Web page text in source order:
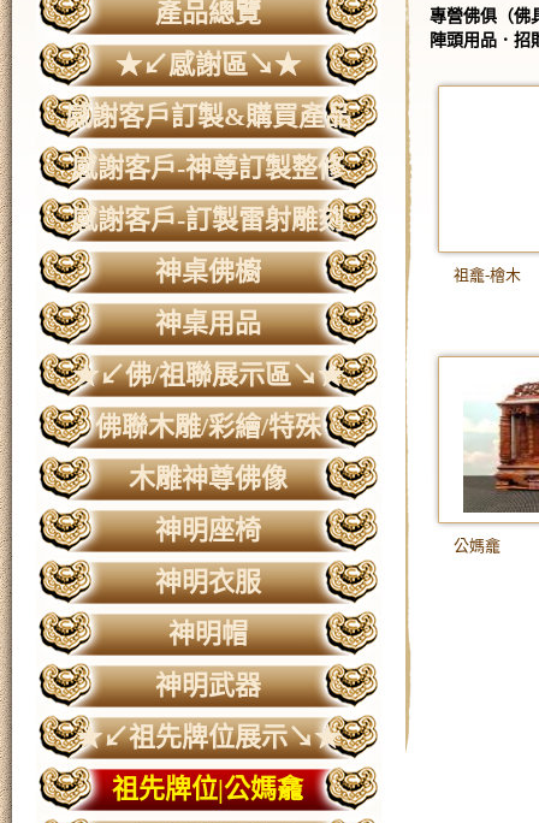
產品總覽
★↙感謝區↘★
感謝客戶訂製&購買產品
感謝客戶-神尊訂製整修
感謝客戶-訂製雷射雕刻
神桌佛櫥
神桌用品
★↙佛/祖聯展示區↘★
佛聯木雕/彩繪/特殊
木雕神尊佛像
神明座椅
神明衣服
神明帽
神明武器
★↙祖先牌位展示↘★
祖先牌位|公媽龕
專營佛俱（佛
陣頭用品．招
祖龕-檜木
公媽龕